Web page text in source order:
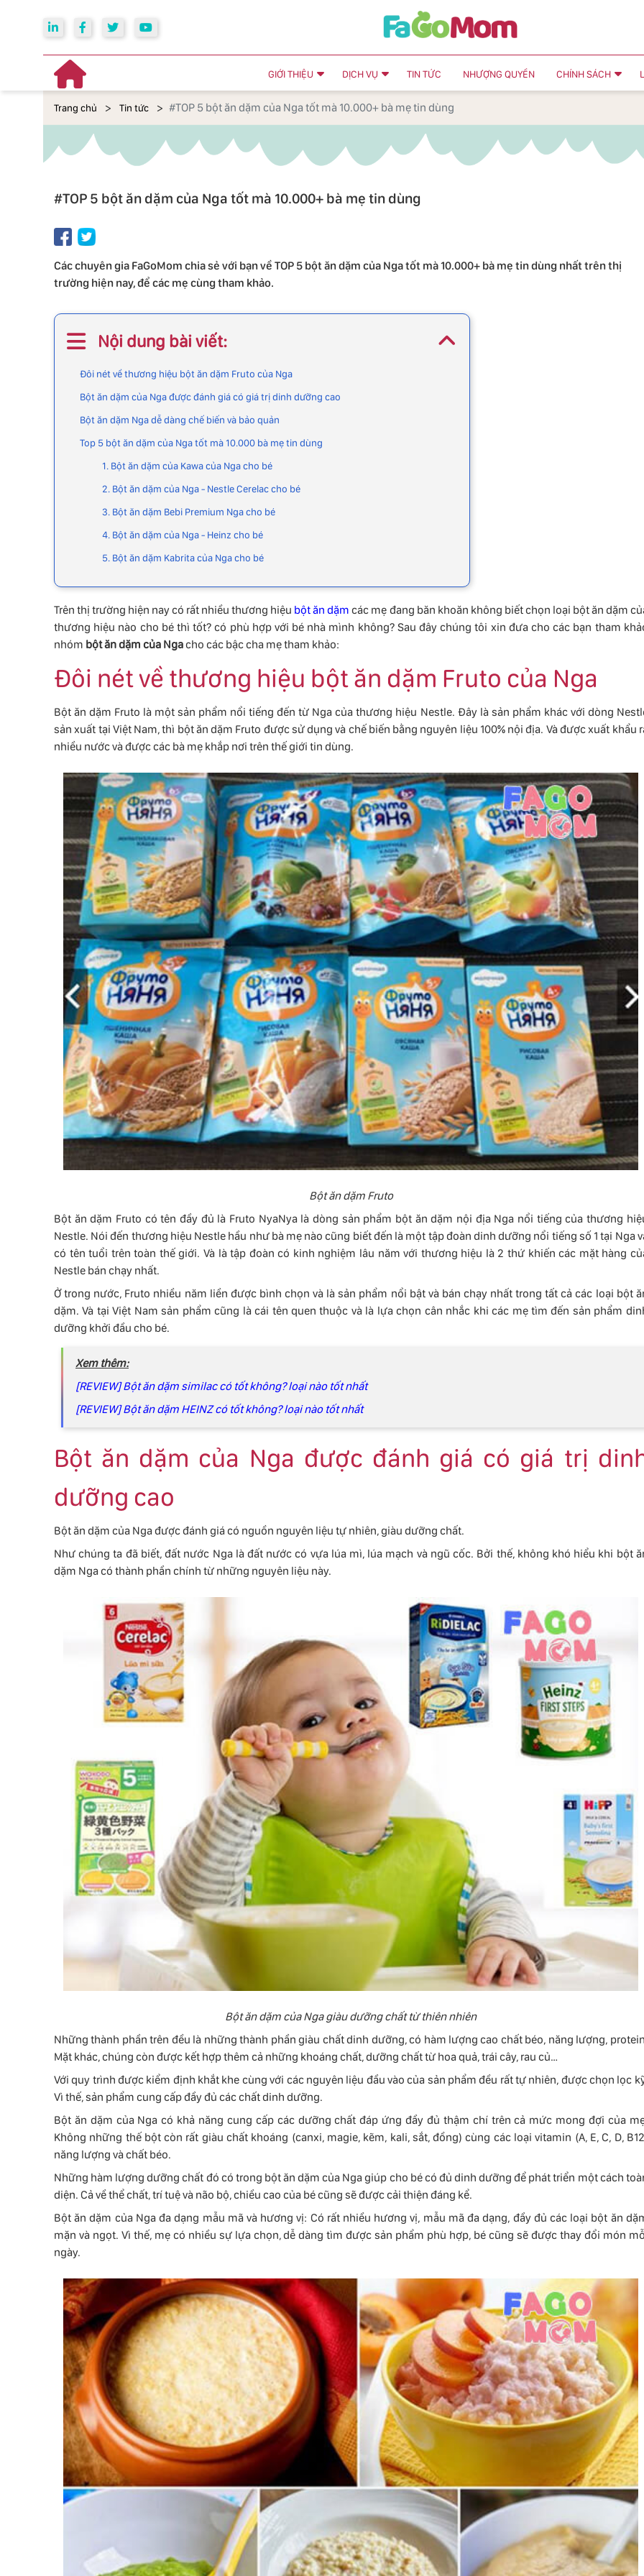
GIỚI THIỆU DỊCH VỤ TIN TỨC NHƯỢNG QUYỀN CHÍNH SÁCH
Trang chủ Tin tức #TOP 5 bột ăn dặm của Nga tốt mà 10.000+ bà mẹ tin dùng
#TOP 5 bột ăn dặm của Nga tốt mà 10.000+ bà mẹ tin dùng
Các chuyên gia FaGoMom chia sẻ với bạn về TOP 5 bột ăn dặm của Nga tốt mà 10.000+ bà mẹ tin dùng nhất trên thị
trường hiện nay, để các mẹ cùng tham khảo.
Nội dung bài viết:
Đôi nét về thương hiệu bột ăn dặm Fruto của Nga
Bột ăn dặm của Nga được đánh giá có giá trị dinh dưỡng cao
Bột ăn dặm Nga dễ dàng chế biến và bảo quản
Top 5 bột ăn dặm của Nga tốt mà 10.000 bà mẹ tin dùng
1. Bột ăn dặm của Kawa của Nga cho bé
2. Bột ăn dặm của Nga - Nestle Cerelac cho bé
3. Bột ăn dặm Bebi Premium Nga cho bé
4. Bột ăn dặm của Nga - Heinz cho bé
5. Bột ăn dặm Kabrita của Nga cho bé
Trên thị trường hiện nay có rất nhiều thương hiệu bột ăn dặm các mẹ đang băn khoăn không biết chọn loại bột ăn dặm
thương hiệu nào cho bé thì tốt? có phù hợp với bé nhà mình không? Sau đây chúng tôi xin đưa cho các bạn tham
nhóm bột ăn dặm của Ngacho các bậc cha mẹ tham khảo:
Đôi nét về thương hiệu bột ăn dặm Fruto của Nga
Bột ăn dặm Fruto là một sản phẩm nổi tiếng đến từ Nga của thương hiệu Nestle. Đây là sản phẩm khác với dòng
sản xuất tại Việt Nam, thì bột ăn dặm Fruto được sử dụng và chế biến bằng nguyên liệu 100% nội địa. Và được xuất khẩu
nhiều nước và được các bà mẹ khắp nơi trên thế giới tin dùng.
Bột ăn dặm Fruto
Bột ăn dặm Fruto có tên đầy đủ là Fruto NyaNya là dòng sản phẩm bột ăn dặm nội địa Nga nổi tiếng của thương
Nestle. Nói đến thương hiệu Nestle hầu như bà mẹ nào cũng biết đến là một tập đoàn dinh dưỡng nổi tiếng số 1 tại Nga
có tên tuổi trên toàn thế giới. Và là tập đoàn có kinh nghiệm lâu năm với thương hiệu là 2 thứ khiến các mặt hàng
Nestle bán chạy nhất.
Ở trong nước, Fruto nhiều năm liền được bình chọn và là sản phẩm nổi bật và bán chạy nhất trong tất cả các loại bột
dặm. Và tại Việt Nam sản phẩm cũng là cái tên quen thuộc và là lựa chọn cân nhắc khi các mẹ tìm đến sản phẩm
dưỡng khởi đầu cho bé.
Xem thêm:
[REVIEW] Bột ăn dặm similac có tốt không? loại nào tốt nhất
[REVIEW] Bột ăn dặm HEINZ có tốt không? loại nào tốt nhất
Bột ăn dặm của Nga được đánh giá có giá trị
dưỡng cao
Bột ăn dặm của Nga được đánh giá có nguồn nguyên liệu tự nhiên, giàu dưỡng chất.
Như chúng ta đã biết, đất nước Nga là đất nước có vựa lúa mì, lúa mạch và ngũ cốc. Bởi thế, không khó hiểu khi bột
dặm Nga có thành phần chính từ những nguyên liệu này.
Bột ăn dặm của Nga giàu dưỡng chất từ thiên nhiên
Những thành phần trên đều là những thành phần giàu chất dinh dưỡng, có hàm lượng cao chất béo, năng lượng,
Mặt khác, chúng còn được kết hợp thêm cả những khoáng chất, dưỡng chất từ hoa quả, trái cây, rau củ…
Với quy trình được kiểm định khắt khe cùng với các nguyên liệu đầu vào của sản phẩm đều rất tự nhiên, được chọn lọc
Vì thế, sản phẩm cung cấp đầy đủ các chất dinh dưỡng.
Bột ăn dặm của Nga có khả năng cung cấp các dưỡng chất đáp ứng đầy đủ thậm chí trên cả mức mong đợi của
Không những thế bột còn rất giàu chất khoáng (canxi, magie, kẽm, kali, sắt, đồng) cùng các loại vitamin (A, E, C, D,
năng lượng và chất béo.
Những hàm lượng dưỡng chất đó có trong bột ăn dặm của Nga giúp cho bé có đủ dinh dưỡng để phát triển một cách
diện. Cả về thể chất, trí tuệ và não bộ, chiều cao của bé cũng sẽ được cải thiện đáng kể.
Bột ăn dặm của Nga đa dạng mẫu mã và hương vị: Có rất nhiều hương vị, mẫu mã đa dạng, đầy đủ các loại bột ăn
mặn và ngọt. Vì thế, mẹ có nhiều sự lựa chọn, dễ dàng tìm được sản phẩm phù hợp, bé cũng sẽ được thay đổi món
ngày.